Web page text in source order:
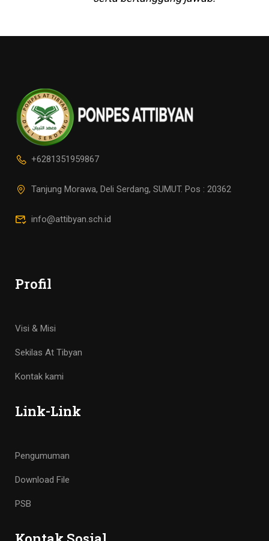
+6281351959867
Tanjung Morawa, Deli Serdang, SUMUT. Pos : 20362
info@attibyan.sch.id
Profil
Visi & Misi
Sekilas At Tibyan
Kontak kami
Link-Link
Pengumuman
Download File
PSB